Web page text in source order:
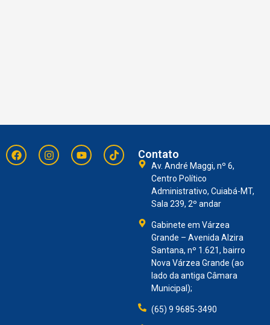
Contato
Av. André Maggi, nº 6,
Centro Político
Administrativo, Cuiabá-MT,
Sala 239, 2º andar
Gabinete em Várzea
Grande – Avenida Alzira
Santana, nº 1.621, bairro
Nova Várzea Grande (ao
lado da antiga Câmara
Municipal);
(65) 9 9685-3490